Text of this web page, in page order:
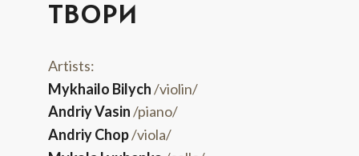
ТВОРИ
Artists:
Mykhailo Bilych/violin/
Andriy Vasin/piano/
Andriy Chop/viola/